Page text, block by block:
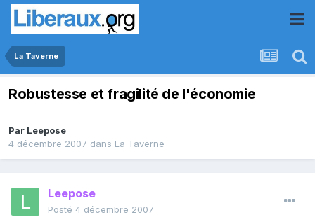
La Taverne
Robustesse et fragilité de l'économie
Par Leepose
4 décembre 2007 dans La Taverne
Leepose
Posté 4 décembre 2007